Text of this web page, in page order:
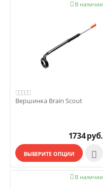
В наличии

Вершинка Brain Scout
1734руб.
ВЫБЕРИТЕ ОПЦИИ 
В наличии
